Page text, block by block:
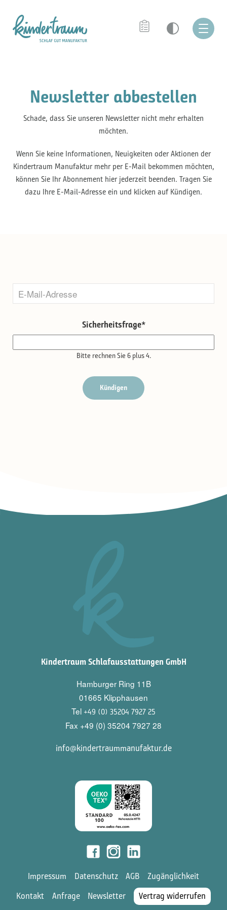
Newsletter abbestellen
Schade, dass Sie unseren Newsletter nicht mehr erhalten
möchten.
Wenn Sie keine Informationen, Neuigkeiten oder Aktionen der
Kindertraum Manufaktur mehr per E-Mail bekommen möchten,
können Sie Ihr Abonnement hier jederzeit beenden. Tragen Sie
dazu Ihre E-Mail-Adresse ein und klicken auf Kündigen.
Sicherheitsfrage*
Bitte rechnen Sie 6 plus 4.
Kündigen
Kindertraum Schlafausstattungen GmbH
Hamburger Ring 11B
01665 Klipphausen
Tel +49 (0) 35204 7927 25
Fax +49 (0) 35204 7927 28
info@kindertraummanufaktur.de
Impressum Datenschutz AGB
Zugänglichkeit
Kontakt
Anfrage Newsletter Vertrag widerrufen